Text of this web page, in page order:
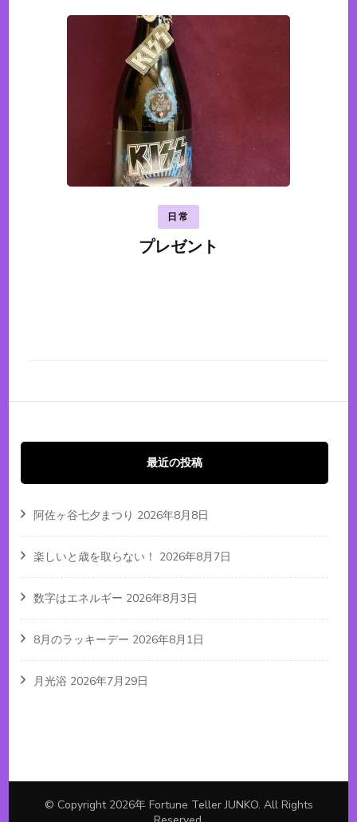
日常
プレゼント
最近の投稿
阿佐ヶ谷七夕まつり 2026年8月8日
楽しいと歳を取らない！ 2026年8月7日
数字はエネルギー 2026年8月3日
8月のラッキーデー 2026年8月1日
月光浴 2026年7月29日
© Copyright 2026年 Fortune Teller JUNKO. All Rights